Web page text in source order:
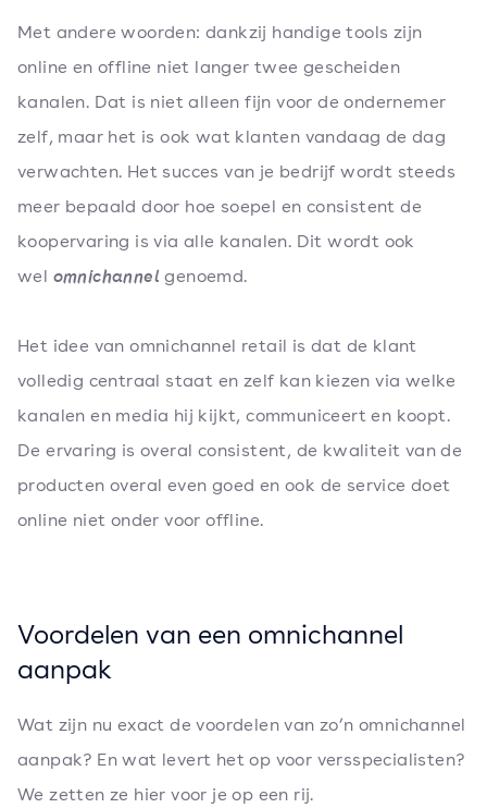
Met andere woorden: dankzij handige tools zijn
online en offline niet langer twee gescheiden
kanalen. Dat is niet alleen fijn voor de ondernemer
zelf, maar het is ook wat klanten vandaag de dag
verwachten. Het succes van je bedrijf wordt steeds
meer bepaald door hoe soepel en consistent de
koopervaring is via alle kanalen. Dit wordt ook
wel omnichannel genoemd.
Het idee van omnichannel retail is dat de klant
volledig centraal staat en zelf kan kiezen via welke
kanalen en media hij kijkt, communiceert en koopt.
De ervaring is overal consistent, de kwaliteit van de
producten overal even goed en ook de service doet
online niet onder voor offline.
Voordelen van een omnichannel
aanpak
Wat zijn nu exact de voordelen van zo’n omnichannel
aanpak? En wat levert het op voor versspecialisten?
We zetten ze hier voor je op een rij.